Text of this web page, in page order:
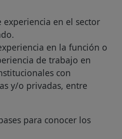
experiencia en el sector
en la función o
de trabajo en
con
y/o privadas, entre
para conocer los